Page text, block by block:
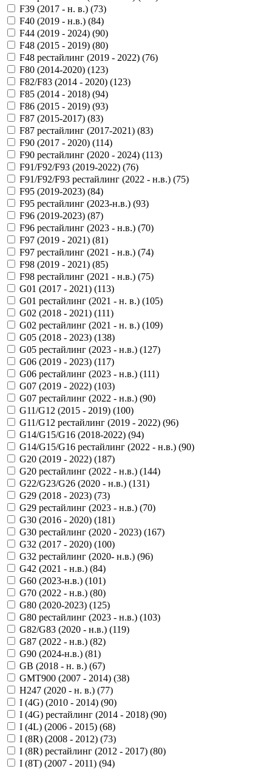
F39 (2017 - н. в.) (73)
F40 (2019 - н.в.) (84)
F44 (2019 - 2024) (90)
F48 (2015 - 2019) (80)
F48 рестайлинг (2019 - 2022) (76)
F80 (2014-2020) (123)
F82/F83 (2014 - 2020) (123)
F85 (2014 - 2018) (94)
F86 (2015 - 2019) (93)
F87 (2015-2017) (83)
F87 рестайлинг (2017-2021) (83)
F90 (2017 - 2020) (114)
F90 рестайлинг (2020 - 2024) (113)
F91/F92/F93 (2019-2022) (76)
F91/F92/F93 рестайлинг (2022 - н.в.) (75)
F95 (2019-2023) (84)
F95 рестайлинг (2023-н.в.) (93)
F96 (2019-2023) (87)
F96 рестайлинг (2023 - н.в.) (70)
F97 (2019 - 2021) (81)
F97 рестайлинг (2021 - н.в.) (74)
F98 (2019 - 2021) (85)
F98 рестайлинг (2021 - н.в.) (75)
G01 (2017 - 2021) (113)
G01 рестайлинг (2021 - н. в.) (105)
G02 (2018 - 2021) (111)
G02 рестайлинг (2021 - н. в.) (109)
G05 (2018 - 2023) (138)
G05 рестайлинг (2023 - н.в.) (127)
G06 (2019 - 2023) (117)
G06 рестайлинг (2023 - н.в.) (111)
G07 (2019 - 2022) (103)
G07 рестайлинг (2022 - н.в.) (90)
G11/G12 (2015 - 2019) (100)
G11/G12 рестайлинг (2019 - 2022) (96)
G14/G15/G16 (2018-2022) (94)
G14/G15/G16 рестайлинг (2022 - н.в.) (90)
G20 (2019 - 2022) (187)
G20 рестайлинг (2022 - н.в.) (144)
G22/G23/G26 (2020 - н.в.) (131)
G29 (2018 - 2023) (73)
G29 рестайлинг (2023 - н.в.) (70)
G30 (2016 - 2020) (181)
G30 рестайлинг (2020 - 2023) (167)
G32 (2017 - 2020) (100)
G32 рестайлинг (2020- н.в.) (96)
G42 (2021 - н.в.) (84)
G60 (2023-н.в.) (101)
G70 (2022 - н.в.) (80)
G80 (2020-2023) (125)
G80 рестайлинг (2023 - н.в.) (103)
G82/G83 (2020 - н.в.) (119)
G87 (2022 - н.в.) (82)
G90 (2024-н.в.) (81)
GB (2018 - н. в.) (67)
GMT900 (2007 - 2014) (38)
H247 (2020 - н. в.) (77)
I (4G) (2010 - 2014) (90)
I (4G) рестайлинг (2014 - 2018) (90)
I (4L) (2006 - 2015) (68)
I (8R) (2008 - 2012) (73)
I (8R) рестайлинг (2012 - 2017) (80)
I (8T) (2007 - 2011) (94)